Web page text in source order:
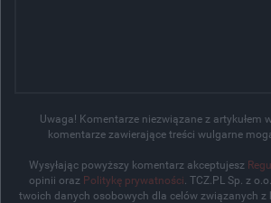
Uwaga! Komentarze niezwiązane z artykułem
komentarze zawierające treści wulgarne
Wysyłając powyższy komentarz akceptujesz
opinii oraz Politykę prywatności. TCZ.PL Sp. z
twoich danych osobowych dla celów związanych z